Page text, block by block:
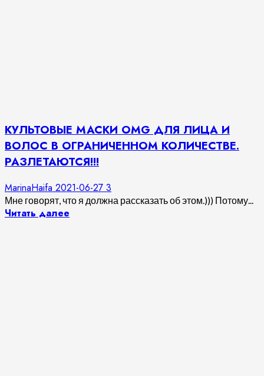
КУЛЬТОВЫЕ МАСКИ OMG ДЛЯ ЛИЦА И
ВОЛОС В ОГРАНИЧЕННОМ КОЛИЧЕСТВЕ.
РАЗЛЕТАЮТСЯ!!!
MarinaHaifa 2021-06-27 3
Мне говорят, что я должна рассказать об этом.))) Потому...
Читать далее